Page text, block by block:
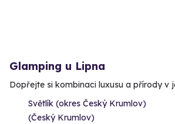
Glamping u Lipna
Dopřejte si kombinaci luxusu a přírody v
Světlík (okres Český Krumlov)
(Český Krumlov)